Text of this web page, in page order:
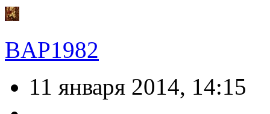
BAP1982
11 января 2014, 14:15